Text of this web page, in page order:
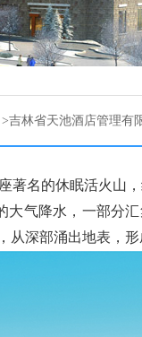
>吉林省天池酒店管理有
著名的休眠活火山
大气降水，一部分
深部涌出地表，形